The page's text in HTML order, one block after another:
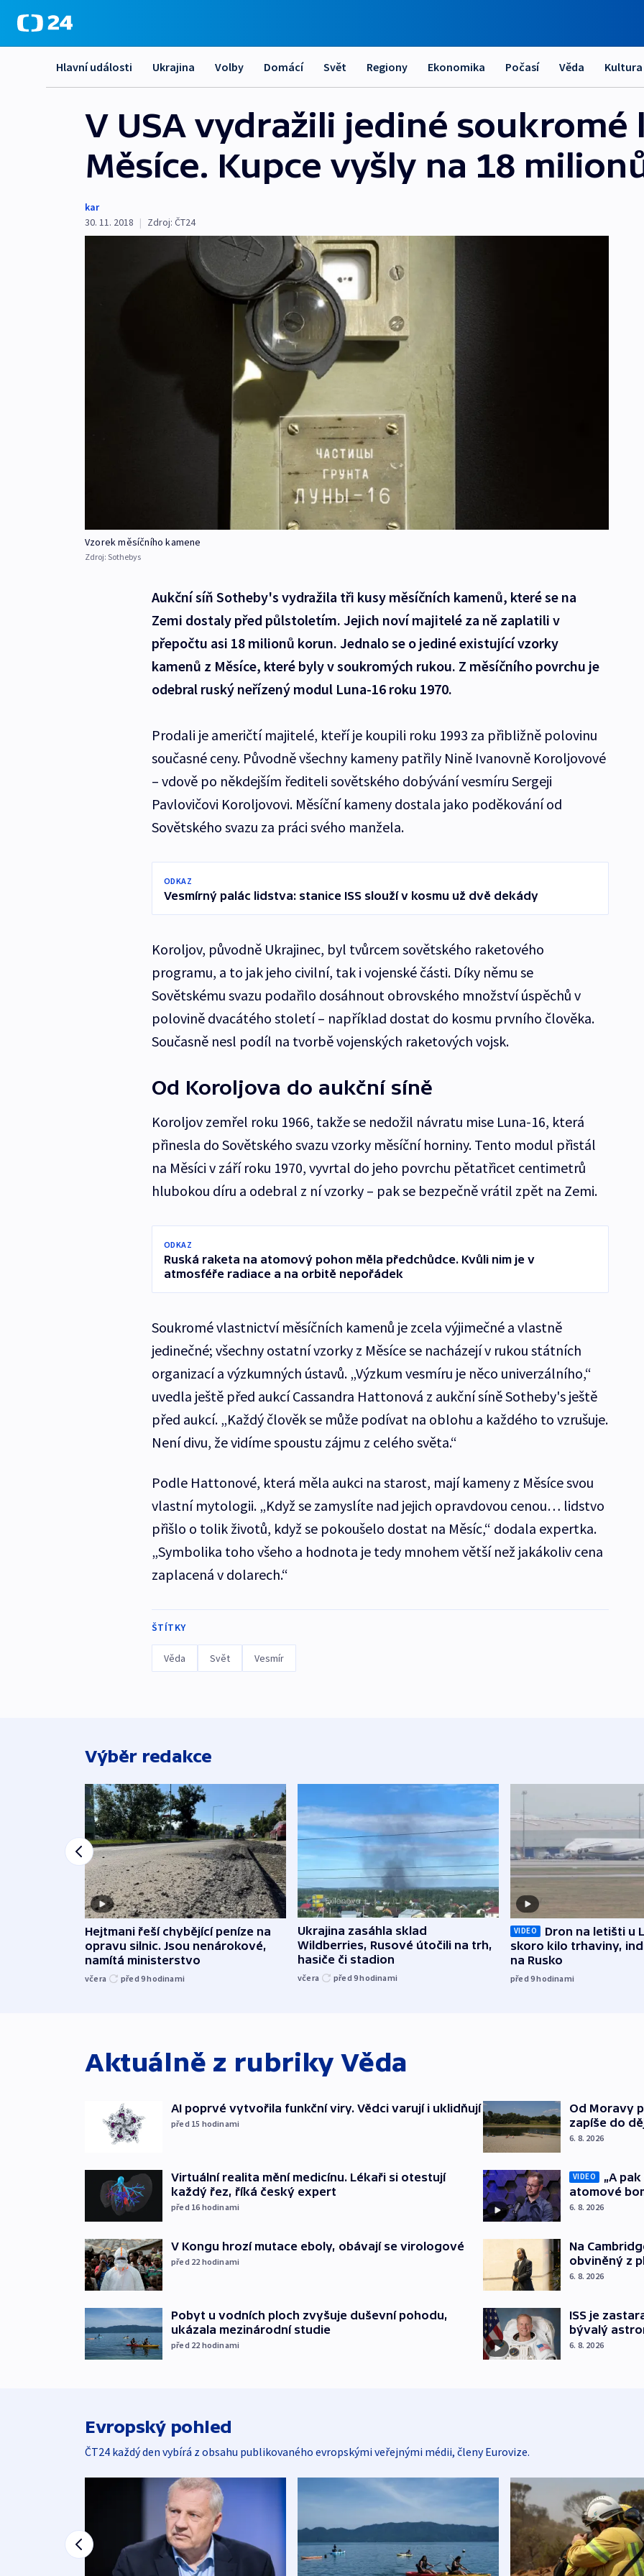
Hlavní události Ukrajina Volby Domácí Svět Regiony Ekonomika Počasí Věda Kultura
V USA vydražili jediné soukromé
Měsíce. Kupce vyšly na 18
kar
30. 11. 2018 | Zdroj: ČT24
Vzorek měsíčního kamene
Zdroj: Sothebys
Aukční síň Sotheby's vydražila tři kusy měsíčních kamenů, které se na
Zemi dostaly před půlstoletím. Jejich noví majitelé za ně zaplatili v
přepočtu asi 18 milionů korun. Jednalo se o jediné existující vzorky
kamenů z Měsíce, které byly v soukromých rukou. Z měsíčního povrchu je
odebral ruský neřízený modul Luna-16 roku 1970.
Prodali je američtí majitelé, kteří je koupili roku 1993 za přibližně polovinu
současné ceny. Původně všechny kameny patřily Nině Ivanovně Koroljovové
– vdově po někdejším řediteli sovětského dobývání vesmíru Sergeji
Pavlovičovi Koroljovovi. Měsíční kameny dostala jako poděkování od
Sovětského svazu za práci svého manžela.
ODKAZ
Vesmírný palác lidstva: stanice ISS slouží v kosmu už dvě dekády
Koroljov, původně Ukrajinec, byl tvůrcem sovětského raketového
programu, a to jak jeho civilní, tak i vojenské části. Díky němu se
Sovětskému svazu podařilo dosáhnout obrovského množství úspěchů v
polovině dvacátého století – například dostat do kosmu prvního člověka.
Současně nesl podíl na tvorbě vojenských raketových vojsk.
Od Koroljova do aukční síně
Koroljov zemřel roku 1966, takže se nedožil návratu mise Luna-16, která
přinesla do Sovětského svazu vzorky měsíční horniny. Tento modul přistál
na Měsíci v září roku 1970, vyvrtal do jeho povrchu pětatřicet centimetrů
hlubokou díru a odebral z ní vzorky – pak se bezpečně vrátil zpět na Zemi.
ODKAZ
Ruská raketa na atomový pohon měla předchůdce. Kvůli nim je v
atmosféře radiace a na orbitě nepořádek
Soukromé vlastnictví měsíčních kamenů je zcela výjimečné a vlastně
jedinečné; všechny ostatní vzorky z Měsíce se nacházejí v rukou státních
organizací a výzkumných ústavů. „Výzkum vesmíru je něco univerzálního,“
uvedla ještě před aukcí Cassandra Hattonová z aukční síně Sotheby's ještě
před aukcí. „Každý člověk se může podívat na oblohu a každého to vzrušuje.
Není divu, že vidíme spoustu zájmu z celého světa.“
Podle Hattonové, která měla aukci na starost, mají kameny z Měsíce svou
vlastní mytologii. „Když se zamyslíte nad jejich opravdovou cenou… lidstvo
přišlo o tolik životů, když se pokoušelo dostat na Měsíc,“ dodala expertka.
„Symbolika toho všeho a hodnota je tedy mnohem větší než jakákoliv cena
zaplacená v dolarech.“
ŠTÍTKY
Věda Svět Vesmír
Výběr redakce
Hejtmani řeší chybějící peníze na
opravu silnic. Jsou nenárokové,
namítá ministerstvo
včera před 9hodinami
Ukrajina zasáhla sklad
Wildberries, Rusové útočili na trh,
hasiče či stadion
včera před 9hodinami
VIDEO
Dron na letišti u
skoro kilo trhaviny,
na Rusko
před 9hodinami
Aktuálně z rubrikyVěda
AI poprvé vytvořila funkční viry. Vědci varují i uklidňují
před 15 hodinami
Virtuální realita mění medicínu. Lékaři si otestují
každý řez, říká český expert
před 16 hodinami
V Kongu hrozí mutace eboly, obávají se virologové
před 22 hodinami
Pobyt u vodních ploch zvyšuje duševní pohodu,
ukázala mezinárodní studie
před 22 hodinami
Od Moravy
zapíše do
6. 8. 2026
VIDEO
„A
atomové
6. 8. 2026
Na
obviněný z
6. 8. 2026
ISS je
bývalý
6. 8. 2026
Evropský pohled
ČT24 každý den vybírá z obsahu publikovaného evropskými veřejnými médii, členy Eurovize.